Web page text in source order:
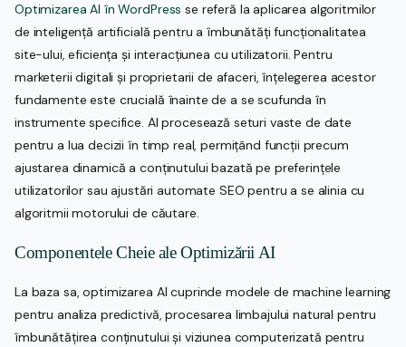
Optimizarea AI în WordPress se referă la aplicarea algoritmilor
de inteligență artificială pentru a îmbunătăți funcționalitatea
site-ului, eficiența și interacțiunea cu utilizatorii. Pentru
marketerii digitali și proprietarii de afaceri, înțelegerea acestor
fundamente este crucială înainte de a se scufunda în
instrumente specifice. AI procesează seturi vaste de date
pentru a lua decizii în timp real, permițând funcții precum
ajustarea dinamică a conținutului bazată pe preferințele
utilizatorilor sau ajustări automate SEO pentru a se alinia cu
algoritmii motorului de căutare.
Componentele Cheie ale Optimizării AI
La baza sa, optimizarea AI cuprinde modele de machine learning
pentru analiza predictivă, procesarea limbajului natural pentru
îmbunătățirea conținutului și viziunea computerizată pentru